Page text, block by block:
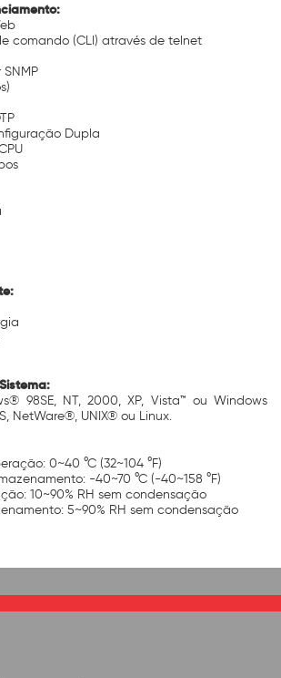
comando (CLI) através de telnet
Dupla
98SE, NT, 2000, XP, Vista™ ou Windows
NetWare®, UNIX® ou Linux.
0~40 °C (32~104 °F)
-40~70 °C (-40~158 °F)
10~90% RH sem condensação
5~90% RH sem condensação